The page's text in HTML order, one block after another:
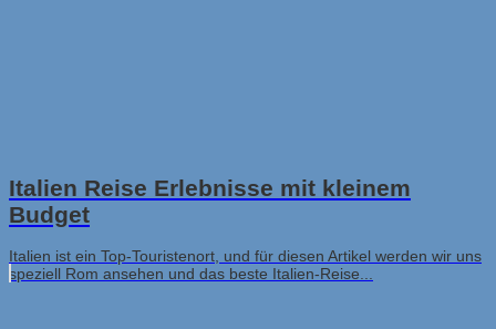
Italien Reise Erlebnisse mit kleinem
Budget
Italien ist ein Top-Touristenort, und für diesen Artikel werden wir uns
speziell Rom ansehen und das beste Italien-Reise...